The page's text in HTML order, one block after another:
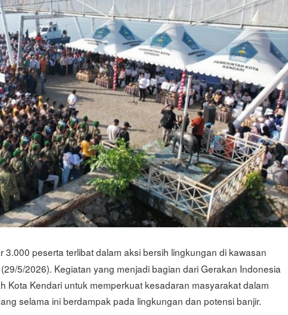
3.000 peserta terlibat dalam aksi bersih lingkungan di kawasan
5/2026). Kegiatan yang menjadi bagian dari Gerakan Indonesia
Kota Kendari untuk memperkuat kesadaran masyarakat dalam
selama ini berdampak pada lingkungan dan potensi banjir.